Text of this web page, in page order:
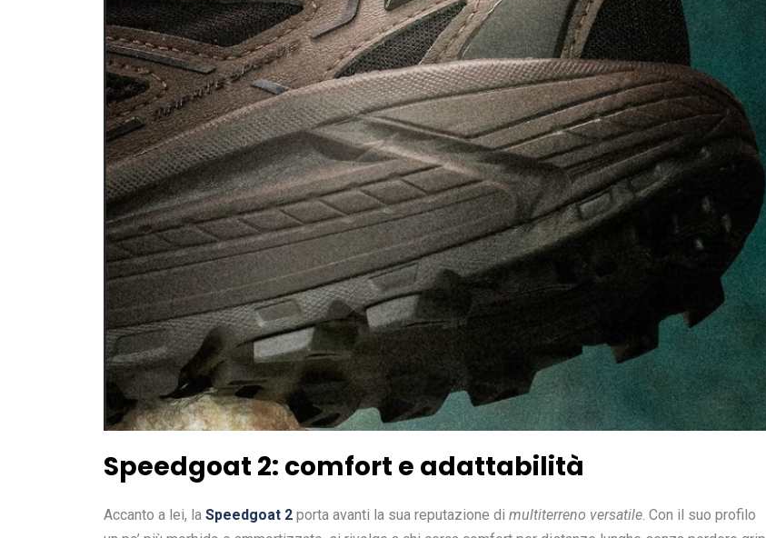
Speedgoat 2: comfort e adattabilità
Accanto a lei, la Speedgoat 2 porta avanti la sua reputazione di multiterreno versatile. Con il suo profilo